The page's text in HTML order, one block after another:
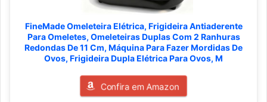
FineMade Omeleteira Elétrica, Frigideira Antiaderente
Para Omeletes, Omeleteiras Duplas Com 2 Ranhuras
Redondas De 11 Cm, Máquina Para Fazer Mordidas De
Ovos, Frigideira Dupla Elétrica Para Ovos, M
Confira em Amazon